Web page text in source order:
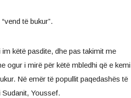
të bukur”.
këtë pasdite, dhe pas takimit me
ogur i mirë për këtë mbledhi që e kemi
Në emër të popullit paqedashës të
Sudanit, Youssef.